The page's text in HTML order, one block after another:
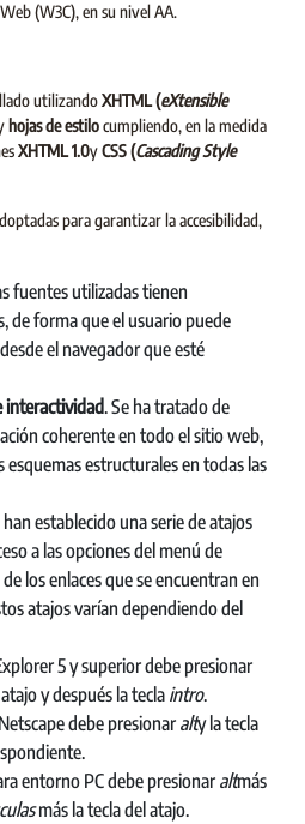
(W3C), en su nivel AA.
utilizandoXHTML (eXtensible
hojas de estilocumpliendo, en la medida
XHTML 1.0yCSS (Cascading Style
para garantizar la accesibilidad,
fuentes utilizadas tienen
de forma que el usuario puede
el navegador que esté
interactividad. Se ha tratado de
coherente en todo el sitio web,
estructurales en todas las
han establecido una serie de atajos
a las opciones del menú de
los enlaces que se encuentran en
atajos varían dependiendo del
5 y superior debe presionar
y después la tecla intro.
debe presionar alty la tecla
entorno PC debe presionar altmás
más la tecla del atajo.